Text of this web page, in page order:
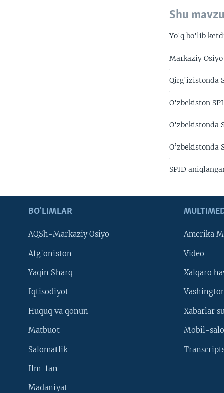
Shu
Yo'q bo'lib
Markaziy
Qirg'izistonda
O'zbekiston
O'zbekistonda
O’zbekistonda
SPID
BO'LIMLAR
AQSh-Markaziy Osiyo
Afg'oniston
Yaqin Sharq
Iqtisodiyot
Huquq va qonun
Matbuot
Salomatlik
Ilm-fan
Madaniyat
Amerika
Video
Xalqaro
Xabarlar
Mobil-